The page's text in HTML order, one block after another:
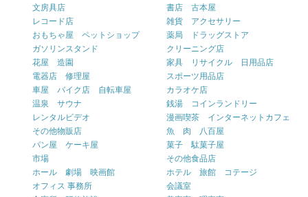
文房具店
書店 古本屋
レコード店
雑貨 アクセサリー
おもちゃ屋 ペットショップ
薬局 ドラッグストア
ガソリンスタンド
クリーニング店
花屋 造園
家具 リサイクル 日用品店
電器店 修理屋
スポーツ用品店
車屋 バイク店 自転車屋
カラオケ店
温泉 サウナ
銭湯 コインランドリー
レンタルビデオ
漫画喫茶 インターネットカフェ
その他物販店
魚 肉 八百屋
パン屋 ケーキ屋
菓子 駄菓子屋
市場
その他食品店
ホール 劇場 映画館
ホテル 旅館 コテージ
オフィス 事務所
会議室